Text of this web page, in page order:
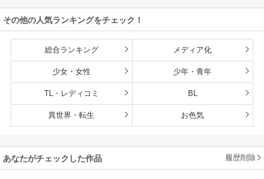
その他の人気ランキングをチェック！
総合ランキング メディア化
少女・女性 少年・青年
TL・レディコミ BL
異世界・転生 お色気
あなたがチェックした作品 履歴削除